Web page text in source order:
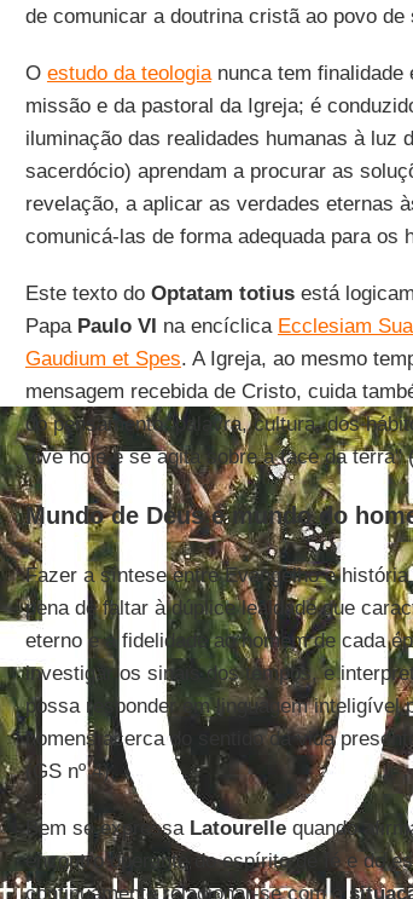
de comunicar a doutrina cristã ao povo de
O estudo da teologianunca tem finalidade
missão e da pastoral da Igreja; é
iluminação das realidades humanas à luz
sacerdócio) aprendam a procurar as
revelação, a aplicar as verdades eternas
comunicá-las de forma adequada para os
Este texto do Optatam totiusestá
Papa Paulo VI na encíclica Ecclesiam
Gaudium et Spes. A Igreja, ao mesmo
mensagem recebida de Cristo, cuida
do pensamento, palavra, cultura, dos
vive hoje e se agita sobre a face da terra"
Mundo de Deus e mundo do
Fazer a síntese entre Evangelho e
pena de faltar à dúplice lealdade que
eterno e a fidelidade ao homem de cada
investigar os sinais dos tempos, e
possa responder em linguagem inteligível
homens acerca do sentido da vida
(GS nº 4).
Bem se expressa Latourellequando
encontro operante do espírito de fé e do
continuamente relacionar-se com a